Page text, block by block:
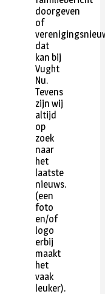
doorgeven
of
dat
kan bij
Vught
Nu.
Tevens
zijn wij
altijd
op
zoek
naar
het
laatste
nieuws.
(een
foto
en/of
logo
erbij
maakt
het
vaak
leuker).